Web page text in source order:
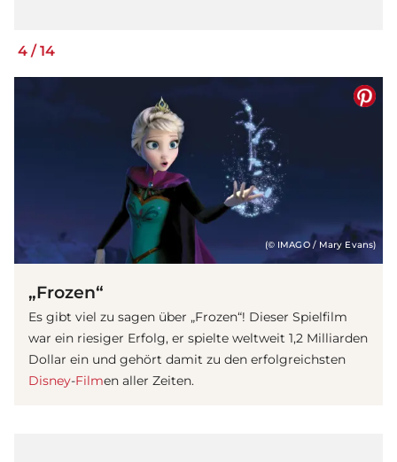
4 /14
(© IMAGO / Mary Evans)
„Frozen“
Es gibt viel zu sagen über „Frozen“! Dieser Spielfilm
war ein riesiger Erfolg, er spielte weltweit 1,2 Milliarden
Dollar ein und gehört damit zu den erfolgreichsten
Disney-Filmen aller Zeiten.